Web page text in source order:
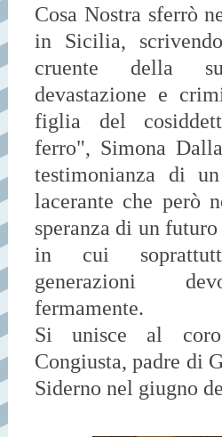
Cosa Nostra sferrò
in Sicilia,
cruente della
devastazione e
figlia del
ferro", Simona
testimonianza di
lacerante che però
speranza di un
in cui
generazioni
fermamente.
Si unisce al
Congiusta, padre di
Siderno nel giugno